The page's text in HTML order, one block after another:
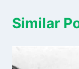
Similar